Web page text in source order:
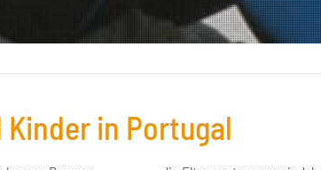
in Portugal